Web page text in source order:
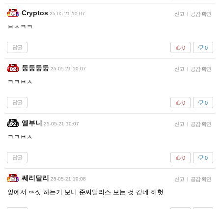
Cryptos 25-05-21 10:07 신고 | 공감 확인
ㅂㅅㅋㅋ
답글 0
0
둥둥둥둥 25-05-21 10:07 신고 | 공감 확인
ㅋㅋㅂㅅ
답글 0
0
엘부니 25-05-21 10:07 신고 | 공감 확인
ㅋㅋㅂㅅ
답글 0
0
쎄리달리 25-05-21 10:08 신고 | 공감 확인
앞에서 ㅄ짓 하는거 보니 준씨알리스 보는 것 같네 허헛